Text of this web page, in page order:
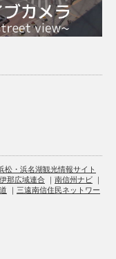
松・浜名湖観光情報サイト
伊那広域連合 ｜ 南信州ナビ ｜
｜ 三遠南信住民ネットワー